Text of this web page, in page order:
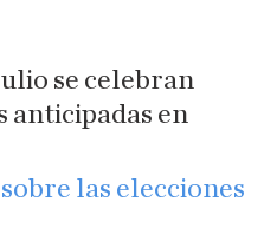
se celebran
anticipadas en
las elecciones